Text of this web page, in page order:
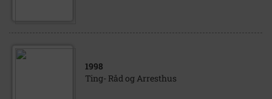
1998
Ting- Råd og Arresthus